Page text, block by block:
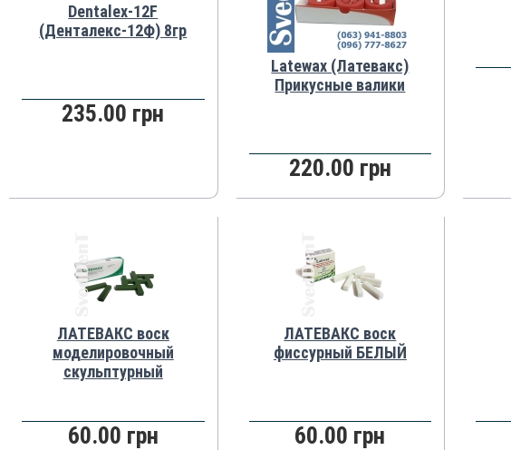
Dentalex-12F
(Денталекс-12Ф) 8гр
235.00 грн
Latewax (Латевакс)
Прикусные валики
220.00 грн
ЛАТЕВАКС воск
моделировочный
скульптурный
60.00 грн
ЛАТЕВАКС воск
фиссурный БЕЛЫЙ
60.00 грн